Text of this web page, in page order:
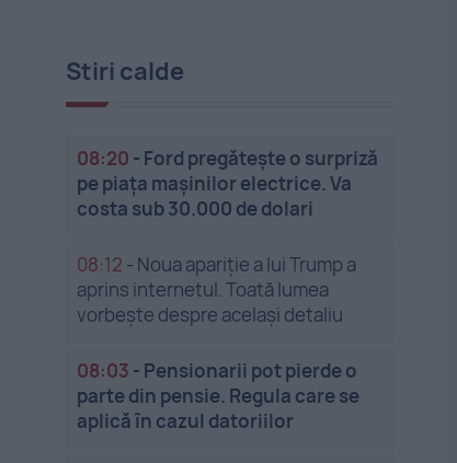
Stiri calde
08:20 - Ford pregătește o surpriză
pe piața mașinilor electrice. Va
costa sub 30.000 de dolari
08:12 - Noua apariție a lui Trump a
aprins internetul. Toată lumea
vorbește despre același detaliu
08:03 - Pensionarii pot pierde o
parte din pensie. Regula care se
aplică în cazul datoriilor